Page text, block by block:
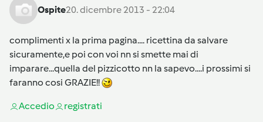
Ospite20. dicembre 2013 - 22:04
complimenti x la prima pagina.... ricettina da salvare
sicuramente,e poi con voi nn si smette mai di
imparare...quella del pizzicotto nn la sapevo....i prossimi si
faranno cosi GRAZIE!!
Accedio registrati